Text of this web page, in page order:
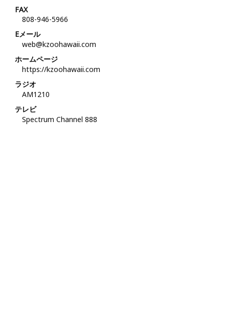
FAX
808-946-5966
Eメール
web@kzoohawaii.com
ホームページ
https://kzoohawaii.com
ラジオ
AM1210
テレビ
Spectrum Channel 888